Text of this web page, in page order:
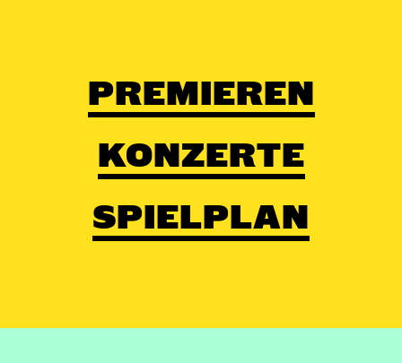
PREMIEREN
KONZERTE
SPIELPLAN